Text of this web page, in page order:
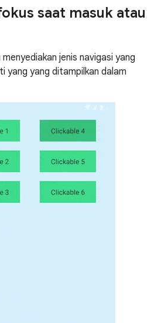
saat masuk atau
jenis navigasi yang
yang yang ditampilkan dalam